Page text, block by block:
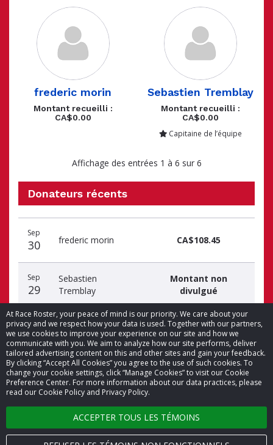
At Race Roster, your peace of mind is our priority. We care about your
privacy and we respect how your data is used. Together with our partners,
we use cookies to improve your experience on our site and how we
communicate with you. We aim to analyze how our site performs, deliver
tailored advertising content on this and other sites and gain your feedback.
By clicking “Accept All Cookies” you agree to the use of such cookies. To
change your cookie settings, click “Manage Cookies” to visit our Cookie
Preference Center. For more information about our data practices, please
read our Cookie Policy and Privacy Policy.
ACCEPTER TOUS LES TÉMOINS
frederic morin
Montant recueilli :
CA$0.00
Sebastien Tremblay
Montant recueilli :
CA$0.00
Capitaine de l’équipe
Affichage des entrées 1 à 6 sur 6
Donateurs récents
du
don
du
donateur
du
don
Sep
30 frederic morin CA$108.45
Sep
29
Sebastien
Tremblay
Montant non
divulgué
© 2026 Race Roster. Tous droits réservés.
Paramètres des témoins
Politique de confidentialité